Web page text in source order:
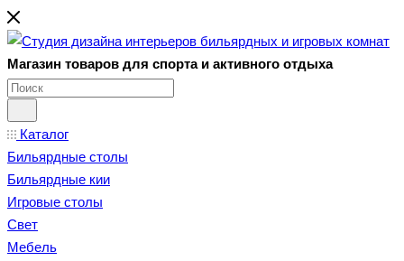
Магазин товаров для спорта и активного отдыха
Каталог
Бильярдные столы
Бильярдные кии
Игровые столы
Свет
Мебель